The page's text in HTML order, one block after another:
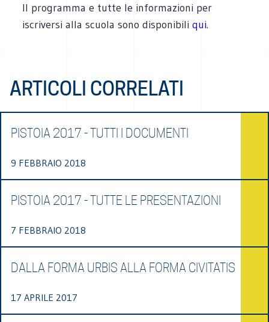
Il programma e tutte le informazioni per
iscriversi alla scuola sono disponibiliqui.
ARTICOLI CORRELATI
PISTOIA 2017 - TUTTI I DOCUMENTI
9 FEBBRAIO 2018
PISTOIA 2017 - TUTTE LE PRESENTAZIONI
7 FEBBRAIO 2018
DALLA FORMA URBIS ALLA FORMA CIVITATIS
17 APRILE 2017